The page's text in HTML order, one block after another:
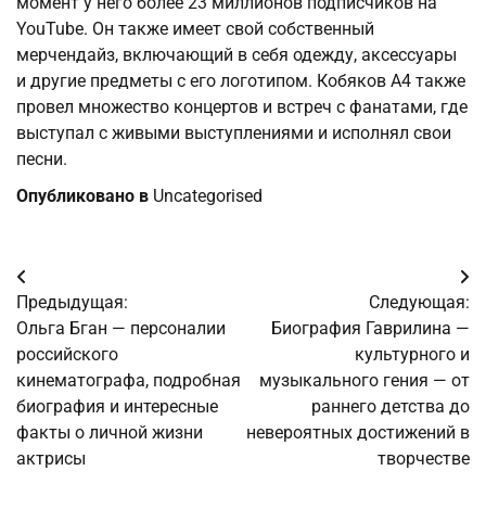
YouTube. Он также имеет свой собственный
мерчендайз, включающий в себя одежду, аксессуары
и другие предметы с его логотипом. Кобяков А4 также
провел множество концертов и встреч с фанатами, где
выступал с живыми выступлениями и исполнял свои
песни.
Опубликовано в Uncategorised
Навигация
по
записям
Предыдущая:
Ольга Бган — персоналии
российского
кинематографа, подробная
биография и интересные
факты о личной жизни
актрисы
Следующая:
Биография Гаврилина —
культурного и
музыкального гения — от
раннего детства до
невероятных достижений в
творчестве